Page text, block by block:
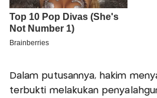
Dalam putusannya, hakim
terbukti melakukan